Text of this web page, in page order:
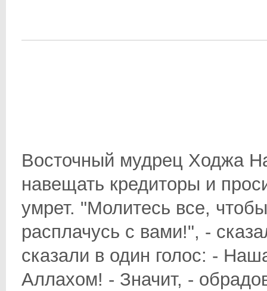
Восточный мудрец Ходжа
навещать кредиторы и
умрет. "Молитесь все,
расплачусь с вами!", -
сказали в один голос: -
Аллахом! - Значит, -